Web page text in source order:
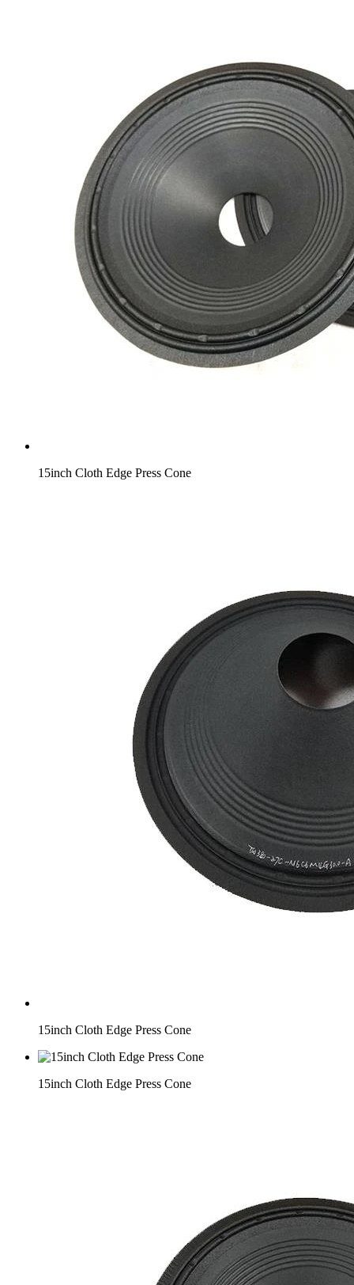
15inch Cloth Edge Press Cone
15inch Cloth Edge Press Cone
15inch Cloth Edge Press Cone